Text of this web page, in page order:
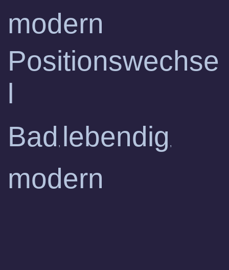
modern
Positionswechse
l
Bad , lebendig ,
modern